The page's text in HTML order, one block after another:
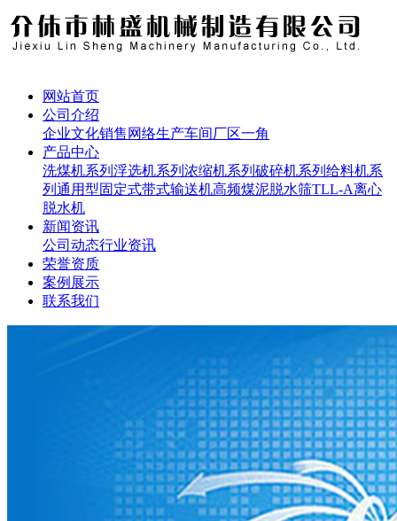
网站首页
公司介绍
企业文化销售网络生产车间厂区一角
产品中心
洗煤机系列 浮选机系列 浓缩机系列 破碎机系列 给料机系
列 通用型固定式带式输送机高频煤泥脱水筛TLL-A离心
脱水机
新闻资讯
公司动态行业资讯
荣誉资质
案例展示
联系我们